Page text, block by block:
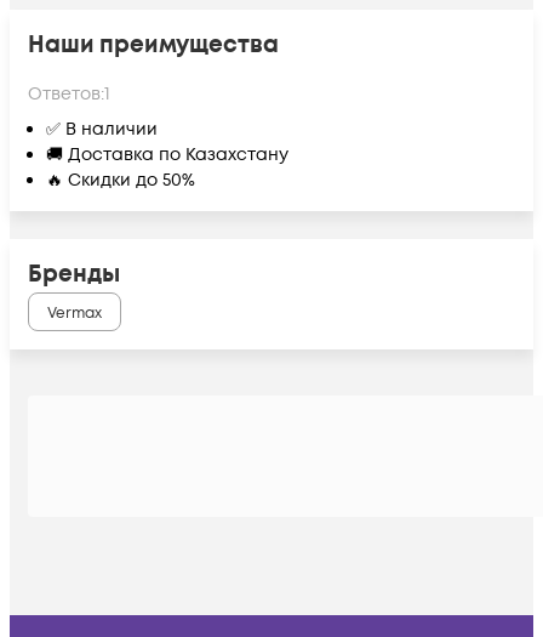
Наши преимущества
Ответов:1
✅ В наличии
🚚 Доставка по Казахстану
🔥 Скидки до 50%
Бренды
Vermax